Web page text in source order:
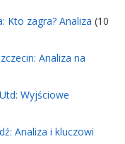
Kto zagra? Analiza (10
Analiza na
Wyjściowe
Analiza i kluczowi